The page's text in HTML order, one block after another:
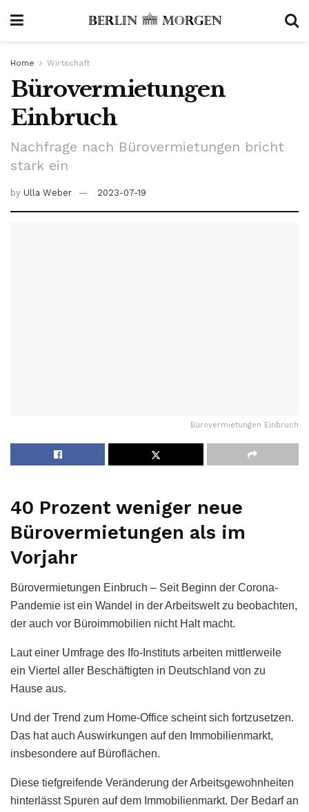
Home Wirtschaft
Bürovermietungen
Einbruch
Nachfrage nach Bürovermietungen bricht
stark ein
by Ulla Weber 2023-07-19
Bürovermietungen Einbruch
40 Prozent weniger neue
Bürovermietungen als im
Vorjahr
Bürovermietungen Einbruch – Seit Beginn der Corona-
Pandemie ist ein Wandel in der Arbeitswelt zu beobachten,
der auch vor Büroimmobilien nicht Halt macht.
Laut einer Umfrage des Ifo-Instituts arbeiten mittlerweile
ein Viertel aller Beschäftigten in Deutschland von zu
Hause aus.
Und der Trend zum Home-Office scheint sich fortzusetzen.
Das hat auch Auswirkungen auf den Immobilienmarkt,
insbesondere auf Büroflächen.
Diese tiefgreifende Veränderung der Arbeitsgewohnheiten
hinterlässt Spuren auf dem Immobilienmarkt. Der Bedarf an